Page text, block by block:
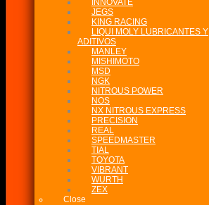
INNOVATE
JEGS
KING RACING
LIQUI MOLY LUBRICANTES Y
ADITIVOS
MANLEY
MISHIMOTO
MSD
NGK
NITROUS POWER
NOS
NX NITROUS EXPRESS
PRECISION
REAL
SPEEDMASTER
TIAL
TOYOTA
VIBRANT
WURTH
ZEX
Close